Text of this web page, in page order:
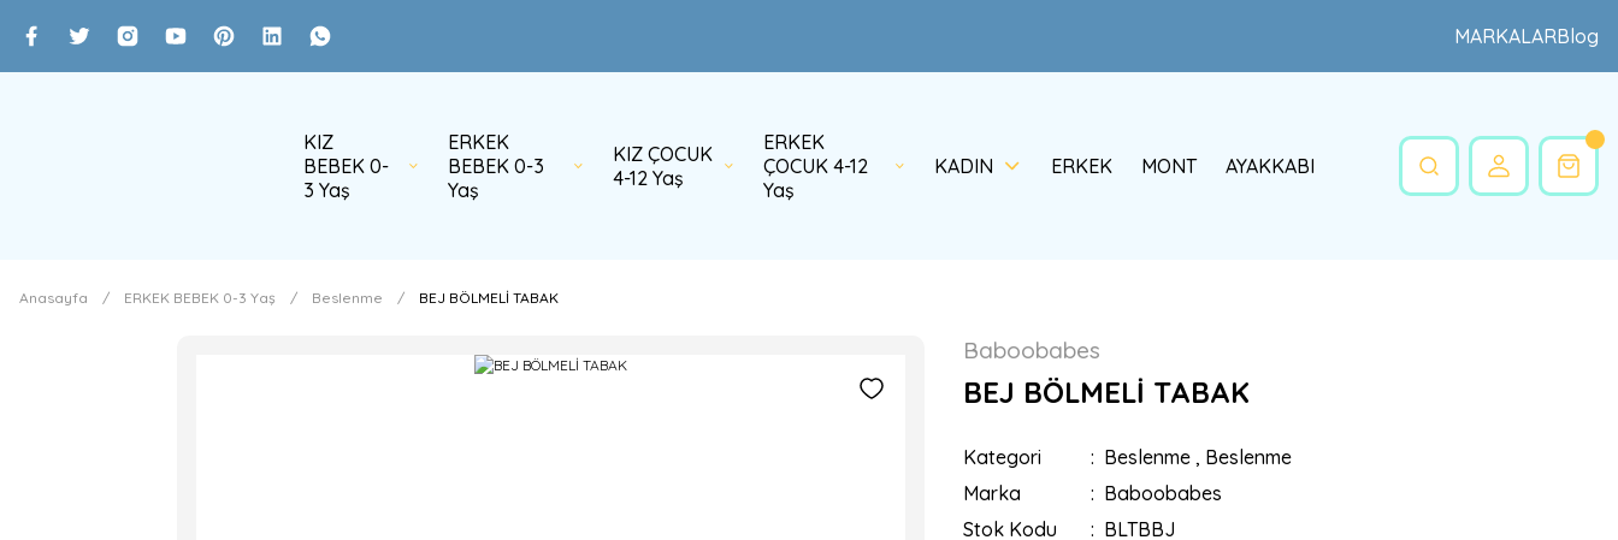
MARKALARBlog
KIZ
BEBEK 0-
3 Yaş
ERKEK
BEBEK 0-3
Yaş
KIZ ÇOCUK
4-12 Yaş
ERKEK
ÇOCUK 4-12
Yaş
KADIN ERKEK MONT AYAKKABI
Anasayfa ERKEK BEBEK 0-3 Yaş Beslenme BEJ BÖLMELİ TABAK
Baboobabes
BEJ BÖLMELİ TABAK
Kategori Beslenme , Beslenme
Marka
Baboobabes
Stok Kodu
BLTBBJ